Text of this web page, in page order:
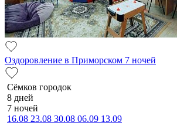
Оздоровление в Приморском 7 ночей
Сёмков городок
8 дней
7 ночей
16.08 23.08 30.08 06.09 13.09